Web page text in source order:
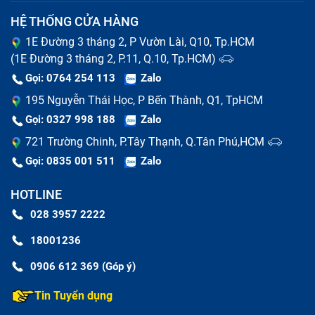
Dấu hiệu Sập Nguồn bị lỗi
Nguyên nhân phổ biến khiến Sập
Nguồn hư hỏng
Có nhiều nguyên nhân khiến tablet của bạn xảy ra
HỆ THỐNG CỬA HÀNG
1E Đường 3 tháng 2, P Vườn Lài, Q10, Tp.HCM
(1E Đường 3 tháng 2, P.11, Q.10, Tp.HCM)
Gọi: 0764 254 113 Zalo
195 Nguyễn Thái Học, P Bến Thành, Q1, TpHCM
Gọi: 0327 998 188 Zalo
721 Trường Chinh, P.Tây Thạnh, Q.Tân Phú,HCM
Gọi: 0835 001 511 Zalo
HOTLINE
028 3957 2222
18001236
0906 612 369 (Góp ý)
Tin Tuyển dụng